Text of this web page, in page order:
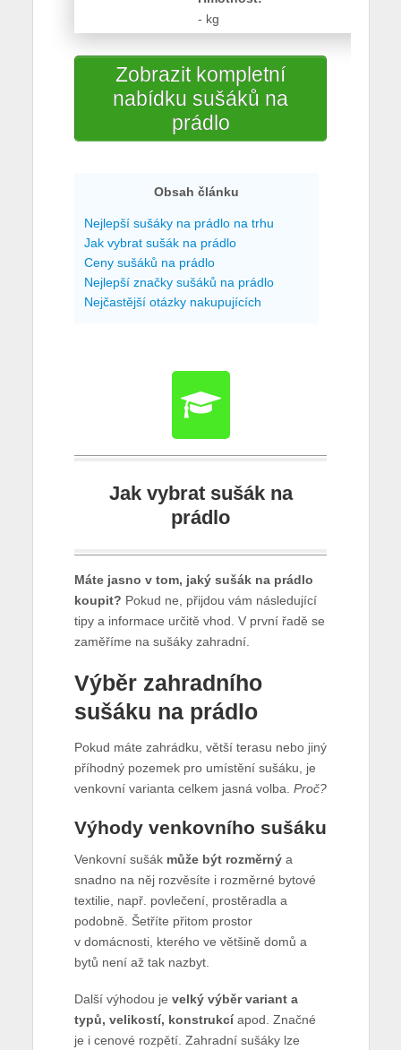
- kg
Zobrazit kompletní
nabídku sušáků na
prádlo
Obsah článku
Nejlepší sušáky na prádlo na trhu
Jak vybrat sušák na prádlo
Ceny sušáků na prádlo
Nejlepší značky sušáků na prádlo
Nejčastější otázky nakupujících
Jak vybrat sušák na
prádlo
Máte jasno v tom, jaký sušák na prádlo
koupit? Pokud ne, přijdou vám následující
tipy a informace určitě vhod. V první řadě se
zaměříme na sušáky zahradní.
Výběr zahradního
sušáku na prádlo
Pokud máte zahrádku, větší terasu nebo jiný
příhodný pozemek pro umístění sušáku, je
venkovní varianta celkem jasná volba. Proč?
Výhody venkovního sušáku
Venkovní sušák může být rozměrnýa
snadno na něj rozvěsíte i rozměrné bytové
textilie, např. povlečení, prostěradla a
podobně. Šetříte přitom prostor
v domácnosti, kterého ve většině domů a
bytů není až tak nazbyt.
Další výhodou je velký výběr variant a
typů, velikostí, konstrukcíapod. Značné
je i cenové rozpětí. Zahradní sušáky lze